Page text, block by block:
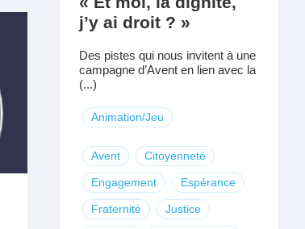
j’y ai droit ? »
Des pistes qui nous invitent à une
campagne d’Avent en lien avec la
(...)
Animation/Jeu
Avent Citoyenneté
Engagement Espérance
Fraternité Justice